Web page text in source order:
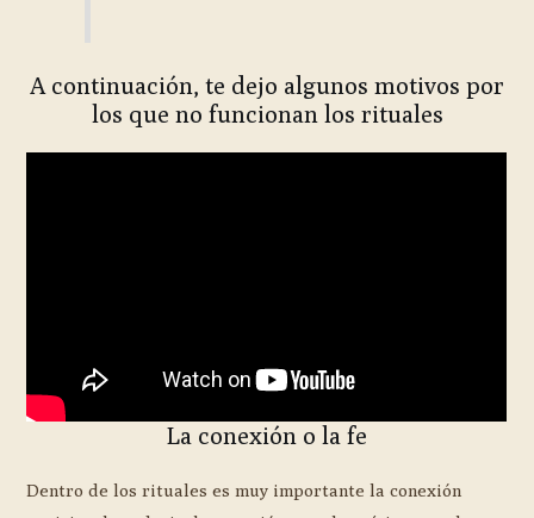
A continuación, te dejo algunos motivos por
los que no funcionan los rituales
La conexión o la fe
Dentro de los rituales es muy importante la conexión